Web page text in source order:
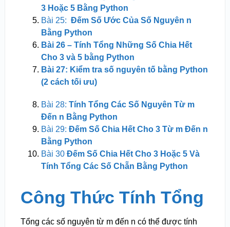
3 Hoặc 5 Bằng Python
Bài 25: Đếm Số Ước Của Số Nguyên n
Bằng Python
Bài 26 – Tính Tổng Những Số Chia Hết
Cho 3 và 5 bằng Python
Bài 27: Kiểm tra số nguyên tố bằng Python
(2 cách tối ưu)
Bài 28: Tính Tổng Các Số Nguyên Từ m
Đến n Bằng Python
Bài 29: Đếm Số Chia Hết Cho 3 Từ m Đến n
Bằng Python
Bài 30 Đếm Số Chia Hết Cho 3 Hoặc 5 Và
Tính Tổng Các Số Chẵn Bằng Python
Công Thức Tính Tổng
Tổng các số nguyên từ m đến n có thể được tính